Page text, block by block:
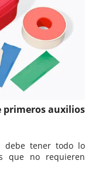
primeros auxilios
debe tener todo lo
que no requieren